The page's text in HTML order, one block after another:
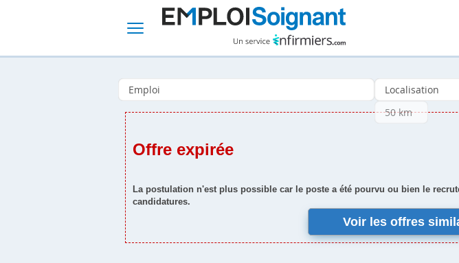
Offre expirée
La postulation n'est plus possible car le poste a été pourvu ou bien le
candidatures.
Voir les offres